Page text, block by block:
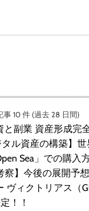
10 件 (過去 28 日間)
と副業 資産形成完
タル資産の構築】
Sea」での購入
察】今後の展開予想
ヴィクトリアス（
！！